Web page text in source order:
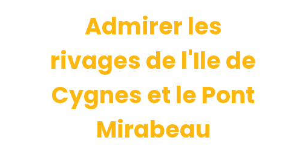
Admirer les
rivages de l'Ile de
Cygnes et le Pont
Mirabeau